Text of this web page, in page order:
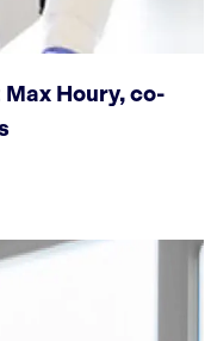
Houry, co-